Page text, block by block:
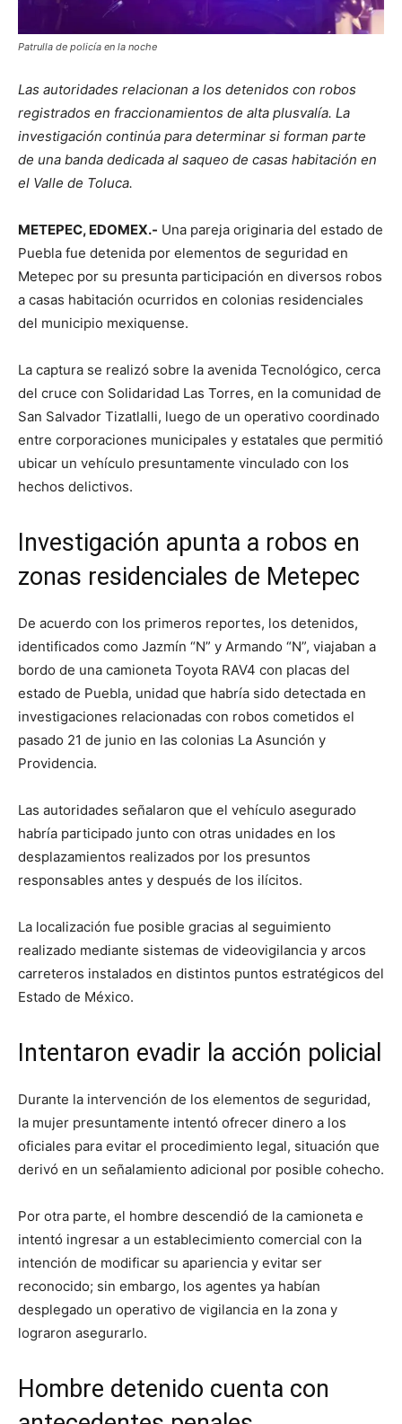
Patrulla de policía en la noche
Las autoridades relacionan a los detenidos con robos
registrados en fraccionamientos de alta plusvalía. La
investigación continúa para determinar si forman parte
de una banda dedicada al saqueo de casas habitación en
el Valle de Toluca.
METEPEC, EDOMEX.- Una pareja originaria del estado de
Puebla fue detenida por elementos de seguridad en
Metepec por su presunta participación en diversos robos
a casas habitación ocurridos en colonias residenciales
del municipio mexiquense.
La captura se realizó sobre la avenida Tecnológico, cerca
del cruce con Solidaridad Las Torres, en la comunidad de
San Salvador Tizatlalli, luego de un operativo coordinado
entre corporaciones municipales y estatales que permitió
ubicar un vehículo presuntamente vinculado con los
hechos delictivos.
Investigación apunta a robos en
zonas residenciales de Metepec
De acuerdo con los primeros reportes, los detenidos,
identificados como Jazmín “N” y Armando “N”, viajaban a
bordo de una camioneta Toyota RAV4 con placas del
estado de Puebla, unidad que habría sido detectada en
investigaciones relacionadas con robos cometidos el
pasado 21 de junio en las colonias La Asunción y
Providencia.
Las autoridades señalaron que el vehículo asegurado
habría participado junto con otras unidades en los
desplazamientos realizados por los presuntos
responsables antes y después de los ilícitos.
La localización fue posible gracias al seguimiento
realizado mediante sistemas de videovigilancia y arcos
carreteros instalados en distintos puntos estratégicos del
Estado de México.
Intentaron evadir la acción policial
Durante la intervención de los elementos de seguridad,
la mujer presuntamente intentó ofrecer dinero a los
oficiales para evitar el procedimiento legal, situación que
derivó en un señalamiento adicional por posible cohecho.
Por otra parte, el hombre descendió de la camioneta e
intentó ingresar a un establecimiento comercial con la
intención de modificar su apariencia y evitar ser
reconocido; sin embargo, los agentes ya habían
desplegado un operativo de vigilancia en la zona y
lograron asegurarlo.
Hombre detenido cuenta con